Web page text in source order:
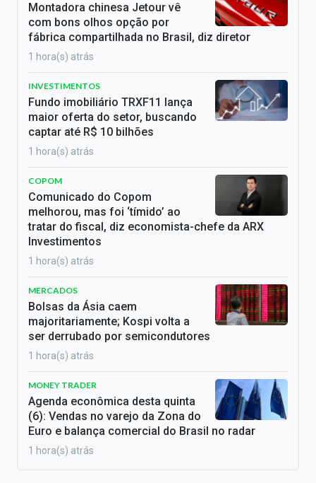
Montadora chinesa Jetour vê
com bons olhos opção por
fábrica compartilhada no Brasil, diz diretor
1 hora(s) atrás
INVESTIMENTOS
Fundo imobiliário TRXF11 lança
maior oferta do setor, buscando
captar até R$ 10 bilhões
1 hora(s) atrás
COPOM
Comunicado do Copom
melhorou, mas foi ‘tímido’ ao
tratar do fiscal, diz economista-chefe da ARX
Investimentos
1 hora(s) atrás
MERCADOS
Bolsas da Ásia caem
majoritariamente; Kospi volta a
ser derrubado por semicondutores
1 hora(s) atrás
MONEY TRADER
Agenda econômica desta quinta
(6): Vendas no varejo da Zona do
Euro e balança comercial do Brasil no radar
1 hora(s) atrás